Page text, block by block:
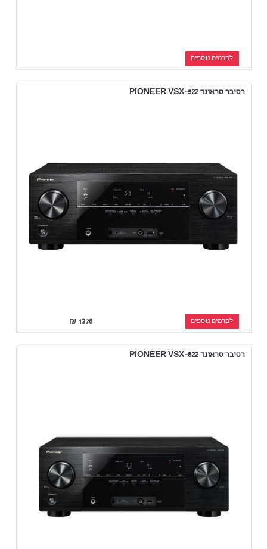
לפרטים נוספים
רסיבר סראונד PIONEER VSX-522
לפרטים נוספים 1378
₪
רסיבר סראונד PIONEER VSX-822